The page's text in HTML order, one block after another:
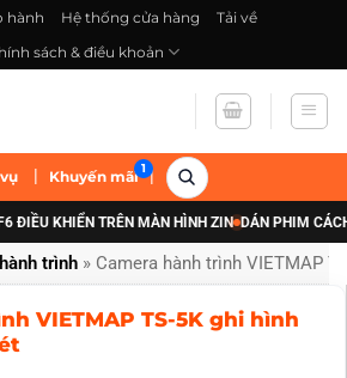
hành Hệ thống cửa hàng
Tải về
sách & điều khoản
| Khuyến mãi |
TRÊN MÀN HÌNH ZIN DÁN PHIM CÁCH
trình » Camera hành trình VIETMAP
VIETMAP TS-5K ghi hình